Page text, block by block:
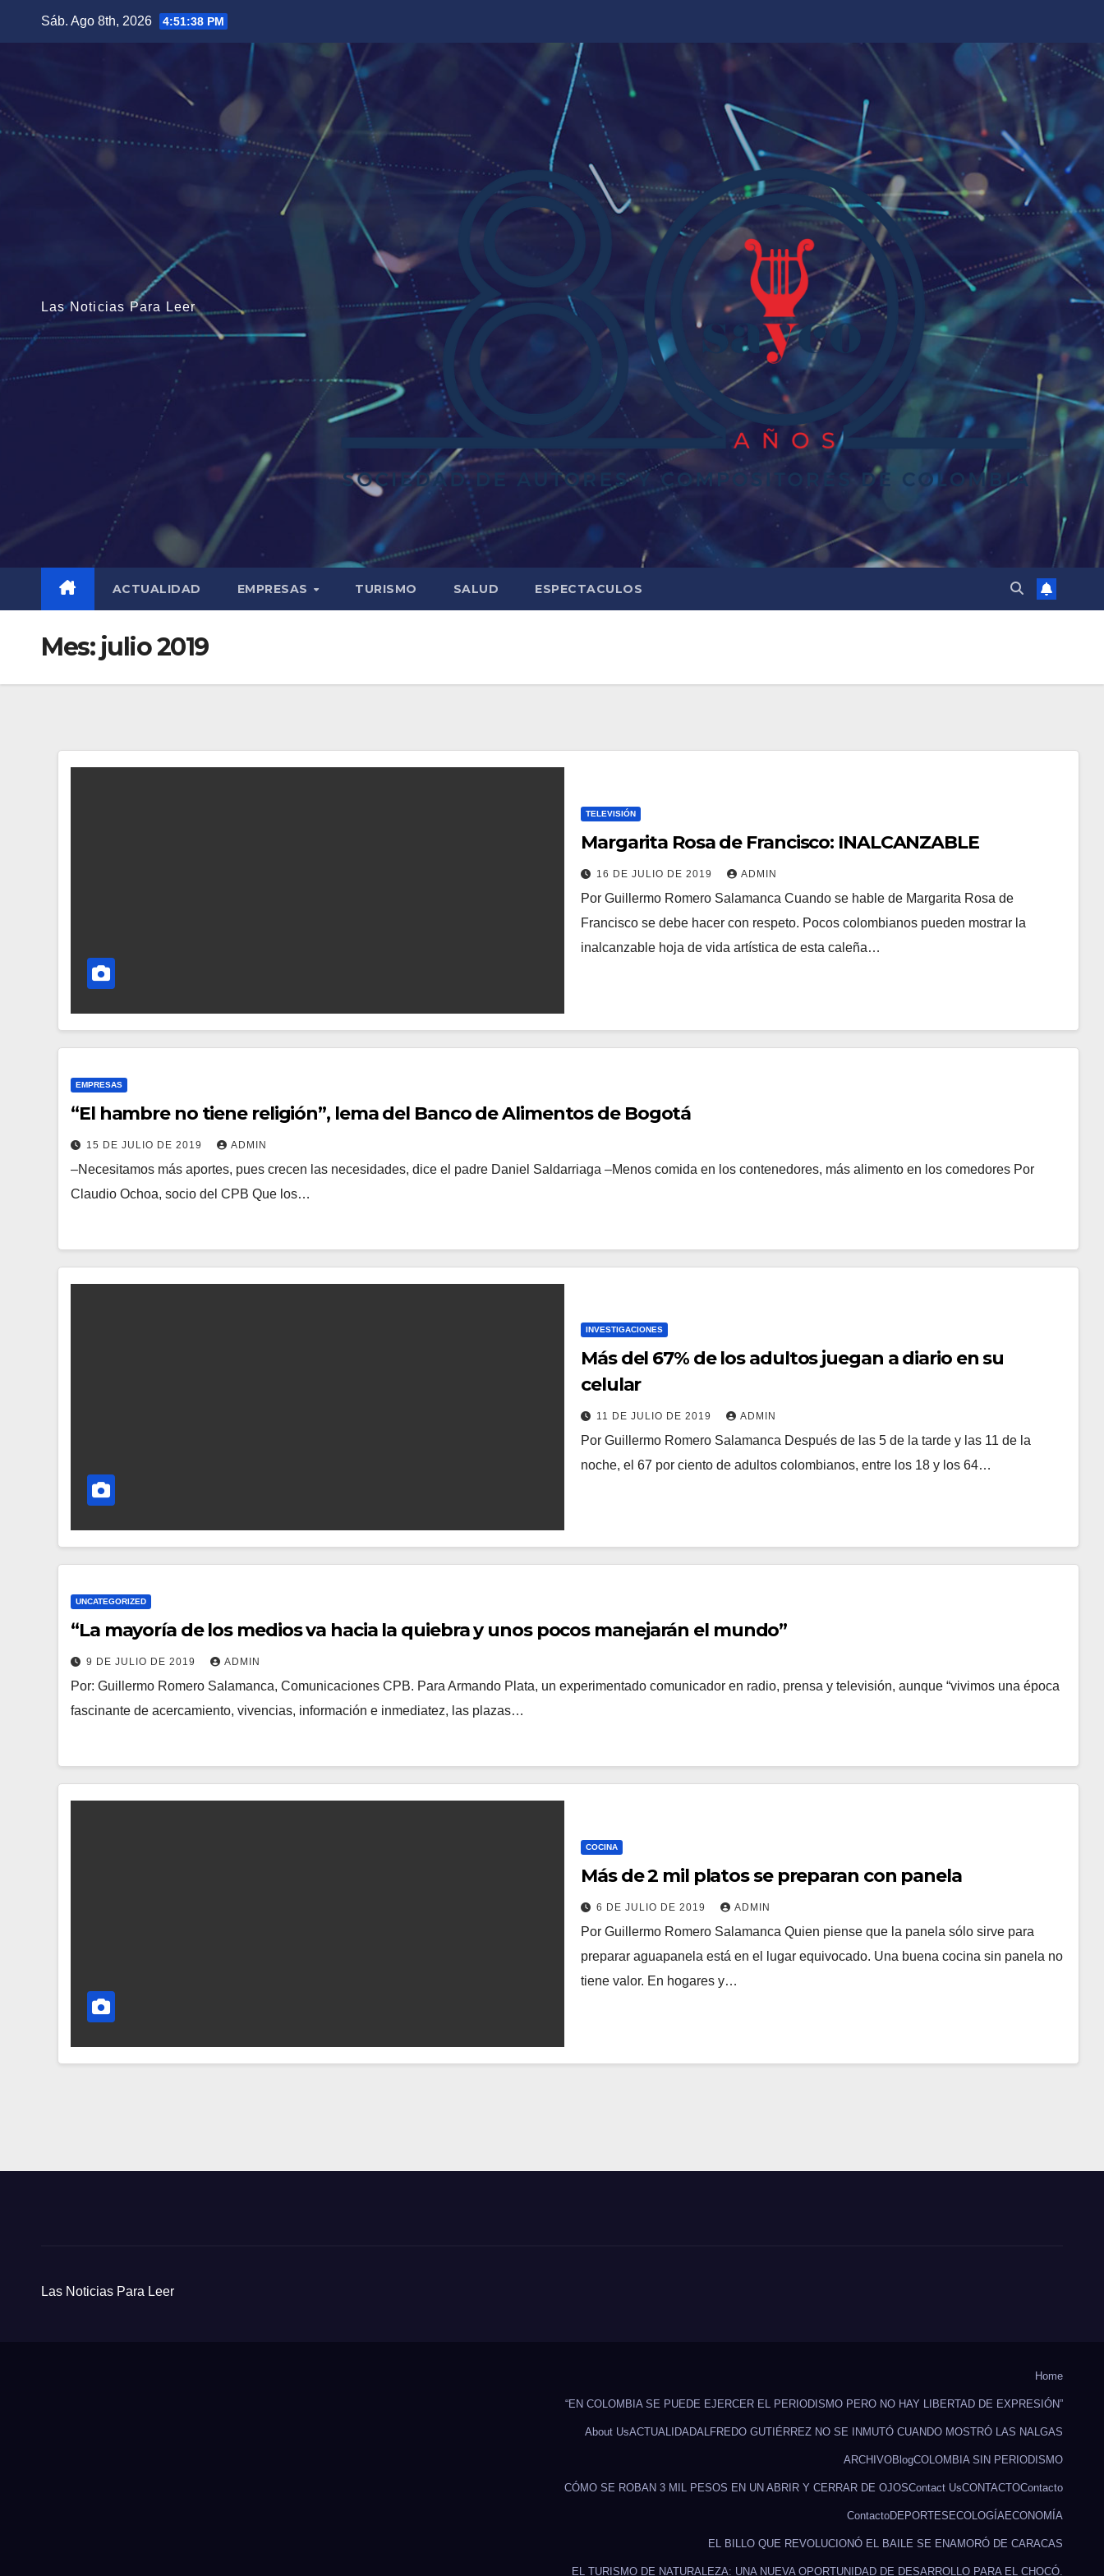
Sáb. Ago 8th, 2026 4:51:39 PM
Las Noticias Para Leer
ACTUALIDAD EMPRESAS TURISMO SALUD ESPECTACULOS
Mes: julio 2019
TELEVISIÓN
Margarita Rosa de Francisco: INALCANZABLE
16 DE JULIO DE 2019 ADMIN
Por Guillermo Romero Salamanca Cuando se hable de Margarita Rosa de
Francisco se debe hacer con respeto. Pocos colombianos pueden mostrar la
inalcanzable hoja de vida artística de esta caleña…
EMPRESAS
“El hambre no tiene religión”, lema del Banco de Alimentos de Bogotá
15 DE JULIO DE 2019 ADMIN
–Necesitamos más aportes, pues crecen las necesidades, dice el padre Daniel Saldarriaga –Menos comida en los contenedores, más alimento en los comedores Por
Claudio Ochoa, socio del CPB Que los…
INVESTIGACIONES
Más del 67% de los adultos juegan a diario en su
celular
11 DE JULIO DE 2019 ADMIN
Por Guillermo Romero Salamanca Después de las 5 de la tarde y las 11 de la
noche, el 67 por ciento de adultos colombianos, entre los 18 y los 64…
UNCATEGORIZED
“La mayoría de los medios va hacia la quiebra y unos pocos manejarán el mundo”
9 DE JULIO DE 2019 ADMIN
Por: Guillermo Romero Salamanca, Comunicaciones CPB. Para Armando Plata, un experimentado comunicador en radio, prensa y televisión, aunque “vivimos una época
fascinante de acercamiento, vivencias, información e inmediatez, las plazas…
COCINA
Más de 2 mil platos se preparan con panela
6 DE JULIO DE 2019 ADMIN
Por Guillermo Romero Salamanca Quien piense que la panela sólo sirve para
preparar aguapanela está en el lugar equivocado. Una buena cocina sin panela no
tiene valor. En hogares y…
Las Noticias Para Leer
Home
“EN COLOMBIA SE PUEDE EJERCER EL PERIODISMO PERO NO HAY LIBERTAD DE EXPRESIÓN”
About UsACTUALIDADALFREDO GUTIÉRREZ NO SE INMUTÓ CUANDO MOSTRÓ LAS NALGAS
ARCHIVOBlogCOLOMBIA SIN PERIODISMO
CÓMO SE ROBAN 3 MIL PESOS EN UN ABRIR Y CERRAR DE OJOSContact UsCONTACTOContacto
ContactoDEPORTESECOLOGÍAECONOMÍA
EL BILLO QUE REVOLUCIONÓ EL BAILE SE ENAMORÓ DE CARACAS
EL TURISMO DE NATURALEZA: UNA NUEVA OPORTUNIDAD DE DESARROLLO PARA EL CHOCÓ.